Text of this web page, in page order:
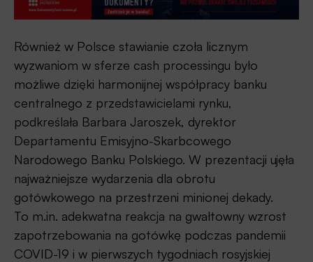
Również w Polsce stawianie czoła licznym
wyzwaniom w sferze cash processingu było
możliwe dzięki harmonijnej współpracy banku
centralnego z przedstawicielami rynku,
podkreślała Barbara Jaroszek, dyrektor
Departamentu Emisyjno-Skarbcowego
Narodowego Banku Polskiego. W prezentacji ujęła
najważniejsze wydarzenia dla obrotu
gotówkowego na przestrzeni minionej dekady.
To m.in. adekwatna reakcja na gwałtowny wzrost
zapotrzebowania na gotówkę podczas pandemii
COVID-19 i w pierwszych tygodniach rosyjskiej